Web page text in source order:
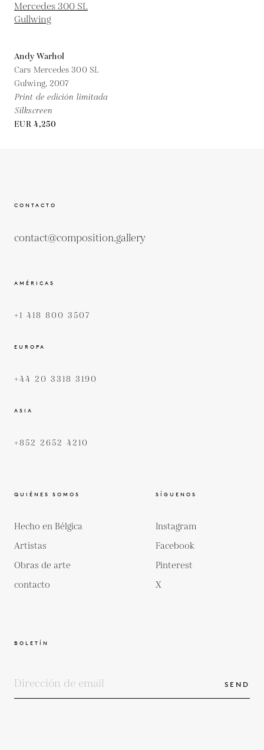
Andy Warhol
Cars Mercedes 300 SL
Gulwing, 2007
Print de edición limitada
Silkscreen
EUR 4,250
CONTACTO
contact@composition.gallery
AMÉRICAS
+1 418 800 3507
EUROPA
+44 20 3318 3190
ASIA
+852 2652 4210
QUIÉNES SOMOS
Hecho en Bélgica
Artistas
Obras de arte
contacto
SÍGUENOS
Instagram
Facebook
Pinterest
X
BOLETÍN
SEND